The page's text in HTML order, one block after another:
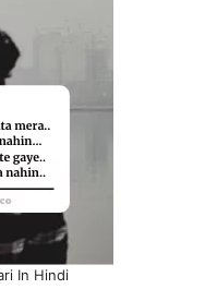
In Hindi